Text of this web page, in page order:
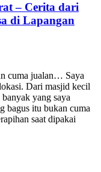
– Cerita dari
di Lapangan
cuma jualan… Saya
Dari masjid kecil
yang saya
bagus itu bukan cuma
saat dipakai